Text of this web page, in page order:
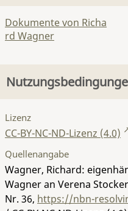
Dokumente von Richa
rd Wagner
Lizenz
CC-BY-NC-ND-Lizenz (4.0)
Quellenangabe
Wagner, Richard:
Wagner an Verena
Nr. 36, https://nbn-